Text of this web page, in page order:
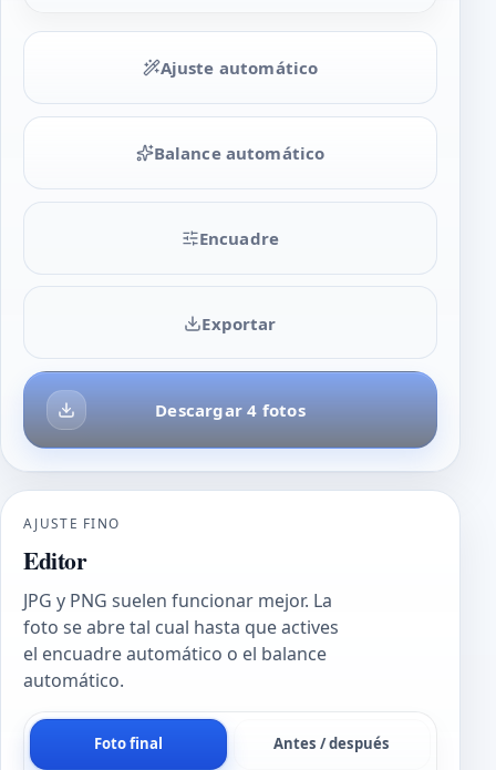
Ajuste automático
Balance automático
Encuadre
Descargar 4 fotos
Exportar
AJUSTE FINO
Editor
JPG y PNG suelen funcionar mejor. La
foto se abre tal cual hasta que actives
el encuadre automático o el balance
automático.
Foto final Antes / después